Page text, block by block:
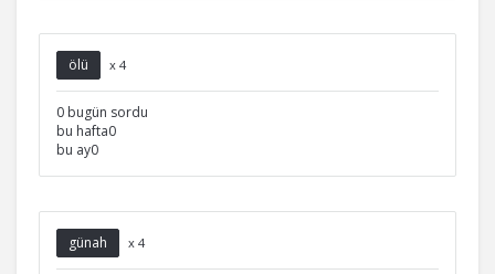
ölü x 4
0 bugün sordu
bu hafta0
bu ay0
günah x 4